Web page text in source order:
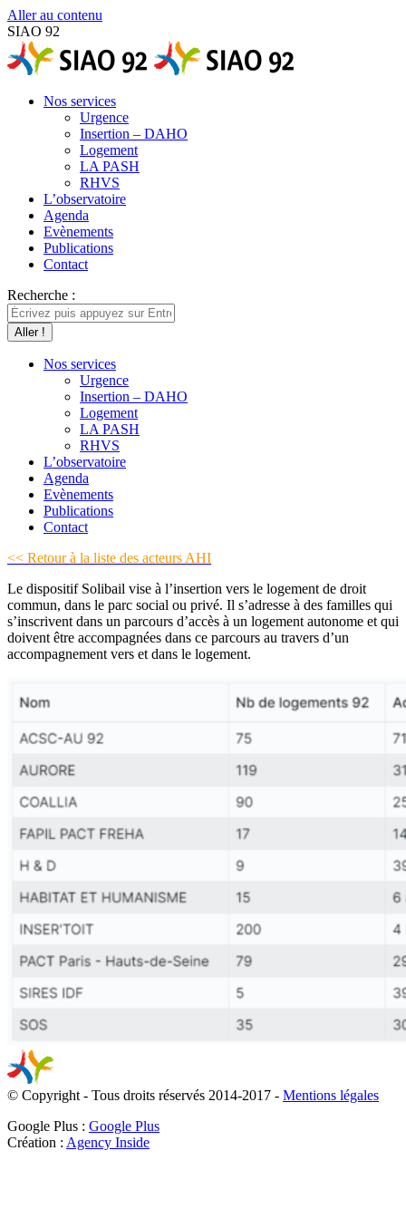
Aller au contenu
SIAO 92
Nos services
Urgence
Insertion – DAHO
Logement
LA PASH
RHVS
L’observatoire
Agenda
Evènements
Publications
Contact
Recherche :
Nos services
Urgence
Insertion – DAHO
Logement
LA PASH
RHVS
L’observatoire
Agenda
Evènements
Publications
Contact
<< Retour à la liste des acteurs AHI
Le dispositif Solibail vise à l’insertion vers le logement de droit
commun, dans le parc social ou privé. Il s’adresse à des familles qui
s’inscrivent dans un parcours d’accès à un logement autonome et qui
doivent être accompagnées dans ce parcours au travers d’un
accompagnement vers et dans le logement.
© Copyright - Tous droits réservés 2014-2017 - Mentions légales
Google Plus : Google Plus
Création : Agency Inside